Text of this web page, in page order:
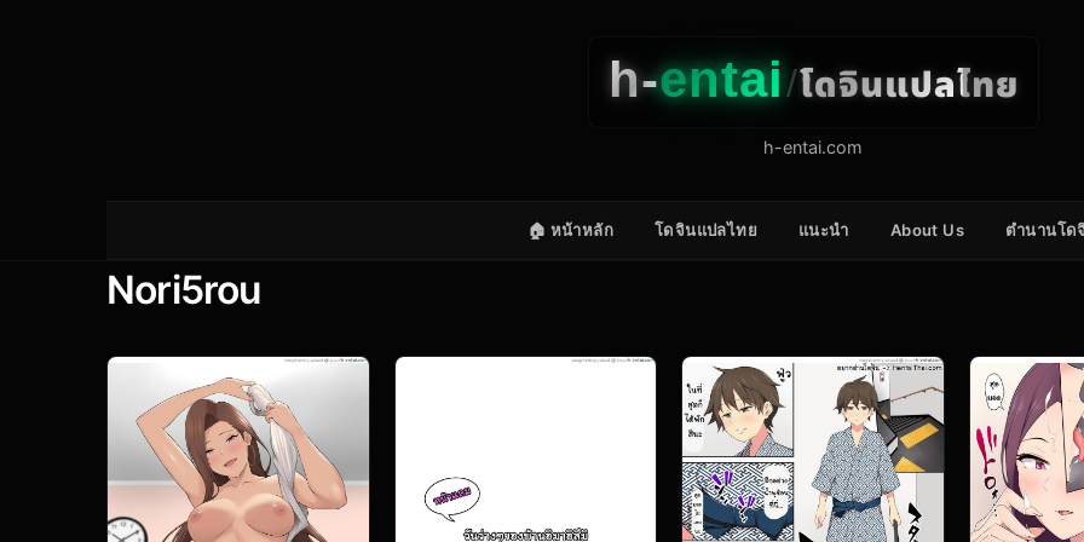
h-entai/โดจินแปลไทย
h-entai.com
🏠 หน้าหลัก โดจินแปลไทย แนะนำ About Us ตำนานโด
Nori5rou